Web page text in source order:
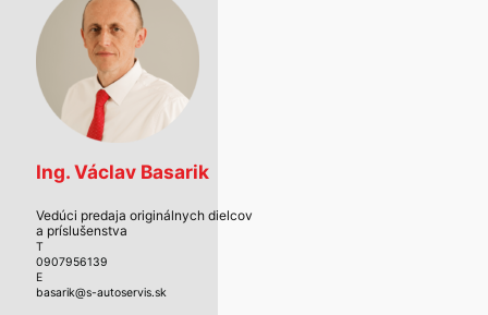
Ing. Václav Basarik
Vedúci predaja originálnych dielcov
a príslušenstva
T
0907956139
E
basarik@s-autoservis.sk